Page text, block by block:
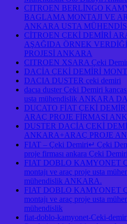
CITROEN BERLİNGO
BAGLAMA MONTAJI VE
ANKARA USTA
CİTROEN ÇEKİ DEMİRİ
AŞAĞIDA ÖRNEK
PROJESİ ANKARA
CITROEN XSARA Çeki
DACİA ÇEKİ DEMİRİ
DACIA DUSTER çeki demiri
dacıa duster Çeki Demiri
usta mühendislik ANKARA
DUCATO FİAT ÇEKİ
ARAÇ PROJE FİRMASI
DUSTER DACİA ÇEKİ
ANKARA+ARAÇ PROJE
FIAT – Çeki Demiri↵ Çeki
proje firması ankara Çeki
FIAT DOBLO KAMYONET
montajı ve araç proje usta
mühendislik ANKARA.
FIAT DOBLO KAMYONET
montajı ve araç proje usta
mühendislik
fiat-doblo-kamyonet-Ceki-